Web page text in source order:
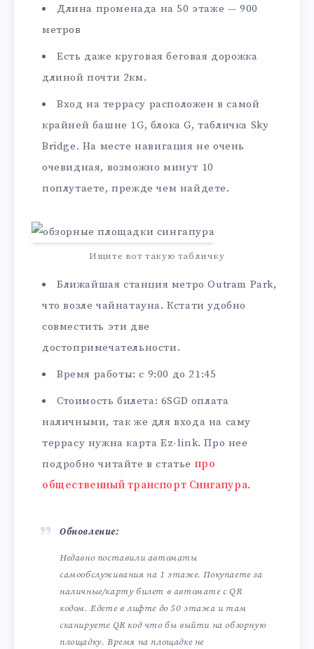
Длина променада на 50 этаже — 900
метров
Есть даже круговая беговая дорожка
длиной почти 2км.
Вход на террасу расположен в самой
крайней башне 1G, блока G, табличка Sky
Bridge. На месте навигация не очень
очевидная, возможно минут 10
поплутаете, прежде чем найдете.
Ищите вот такую табличку
Ближайшая станция метро Outram Park,
что возле чайнатауна. Кстати удобно
совместить эти две
достопримечательности.
Время работы: с 9:00 до 21:45
Стоимость билета: 6SGD оплата
наличными, так же для входа на саму
террасу нужна карта Ez-link. Про нее
подробно читайте в статье про
общественный транспорт Сингапура.
Обновление:
Недавно поставили автоматы
самообслуживания на 1 этаже. Покупаете за
наличные/карту билет в автомате с QR
кодом. Едете в лифте до 50 этажа и там
сканируете QR код что бы выйти на обзорную
площадку. Время на площадке не